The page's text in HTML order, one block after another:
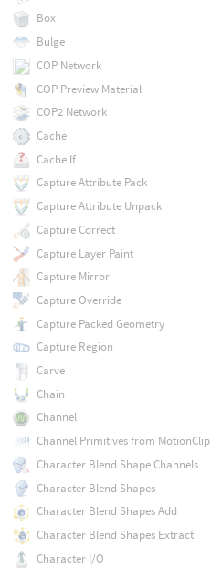
Box
Bulge
COP Network
COP Preview Material
COP2 Network
Cache
Cache If
Capture Attribute Pack
Capture Attribute Unpack
Capture Correct
Capture Layer Paint
Capture Mirror
Capture Override
Capture Packed Geometry
Capture Region
Carve
Chain
Channel
Channel Primitives from MotionClip
Character Blend Shape Channels
Character Blend Shapes
Character Blend Shapes Add
Character Blend Shapes Extract
Character I/O